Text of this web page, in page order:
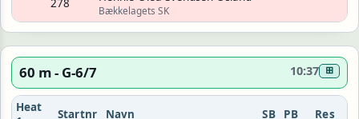
Bækkelagets SK
60 m - G-6/7 10:37 ⊞
Heat
Startnr Navn SB PB Res